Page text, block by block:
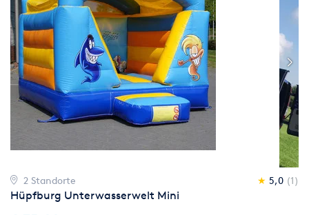
2 Standorte ★ 5,0 (1)
Hüpfburg Unterwasserwelt Mini